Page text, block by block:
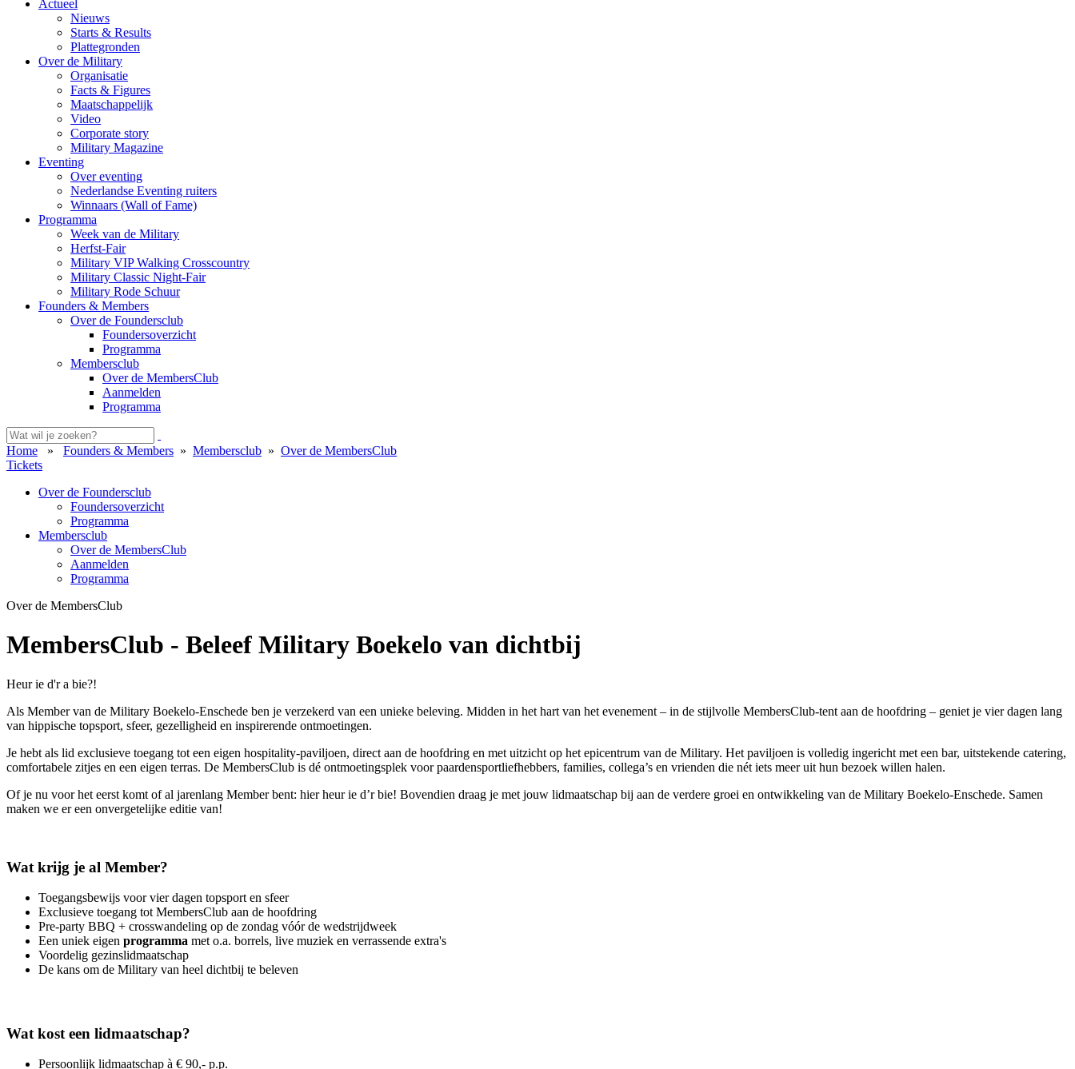
Actueel
Nieuws
Starts & Results
Plattegronden
Over de Military
Organisatie
Facts & Figures
Maatschappelijk
Video
Corporate story
Military Magazine
Eventing
Over eventing
Nederlandse Eventing ruiters
Winnaars (Wall of Fame)
Programma
Week van de Military
Herfst-Fair
Military VIP Walking Crosscountry
Military Classic Night-Fair
Military Rode Schuur
Founders & Members
Over de Foundersclub
Foundersoverzicht
Programma
Membersclub
Over de MembersClub
Aanmelden
Programma
Home » Founders & Members » Membersclub » Over de MembersClub
Tickets
Over de Foundersclub
Foundersoverzicht
Programma
Membersclub
Over de MembersClub
Aanmelden
Programma
Over de MembersClub
MembersClub - Beleef Military Boekelo van dichtbij
Heur ie d'r a bie?!
Als Member van de Military Boekelo-Enschede ben je verzekerd van een unieke beleving. Midden in het hart van het evenement – in de stijlvolle MembersClub-tent aan de hoofdring – geniet je vier dagen lang
van hippische topsport, sfeer, gezelligheid en inspirerende ontmoetingen.
Je hebt als lid exclusieve toegang tot een eigen hospitality-paviljoen, direct aan de hoofdring en met uitzicht op het epicentrum van de Military. Het paviljoen is volledig ingericht met een bar, uitstekende catering,
comfortabele zitjes en een eigen terras. De MembersClub is dé ontmoetingsplek voor paardensportliefhebbers, families, collega’s en vrienden die nét iets meer uit hun bezoek willen halen.
Of je nu voor het eerst komt of al jarenlang Member bent: hier heur ie d’r bie! Bovendien draag je met jouw lidmaatschap bij aan de verdere groei en ontwikkeling van de Military Boekelo-Enschede. Samen
maken we er een onvergetelijke editie van!
Wat krijg je al Member?
Toegangsbewijs voor vier dagen topsport en sfeer
Exclusieve toegang tot MembersClub aan de hoofdring
Pre-party BBQ + crosswandeling op de zondag vóór de wedstrijdweek
Een uniek eigen programma met o.a. borrels, live muziek en verrassende extra's
Voordelig gezinslidmaatschap
De kans om de Military van heel dichtbij te beleven
Wat kost een lidmaatschap?
Persoonlijk lidmaatschap à € 90,- p.p.